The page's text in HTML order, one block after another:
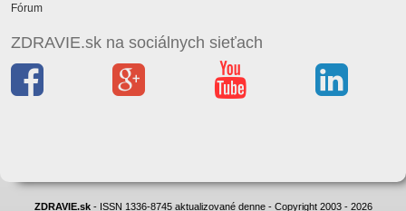
Fórum
ZDRAVIE.sk na sociálnych sieťach
ZDRAVIE.sk- ISSN 1336-8745 aktualizované denne - Copyright 2003 - 2026